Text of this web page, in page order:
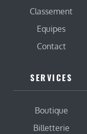
Classement
Equipes
Contact
SERVICES
Boutique
Billetterie